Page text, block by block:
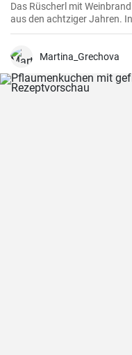
Das Rüscherl mit
aus den achtziger Jahren.
genannt nach dem
Martina_Grechova